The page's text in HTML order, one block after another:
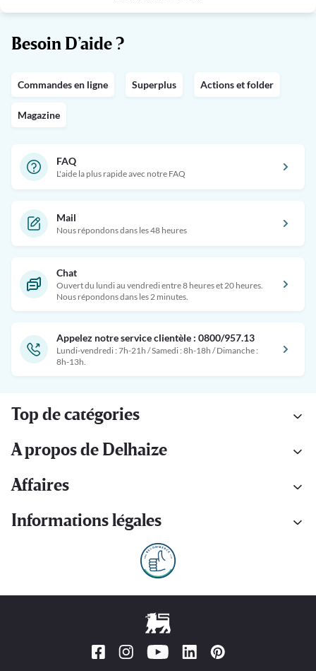
Besoin D’aide ?
Commandes en ligne Superplus Actions et folder
Magazine
FAQ
L'aide la plus rapide avec notre FAQ
Mail
Nous répondons dans les 48 heures
Chat
Ouvert du lundi au vendredi entre 8 heures et 20 heures.
Nous répondons dans les 2 minutes.
Appelez notre service clientèle : 0800/957.13
Lundi-vendredi : 7h-21h / Samedi : 8h-18h / Dimanche :
8h-13h.
Top de catégories
A propos de Delhaize
Affaires
Informations légales